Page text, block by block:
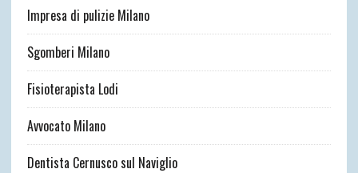
Impresa di pulizie Milano
Sgomberi Milano
Fisioterapista Lodi
Avvocato Milano
Dentista Cernusco sul Naviglio